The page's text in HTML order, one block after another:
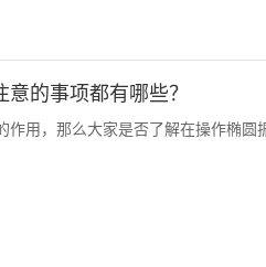
的事项都有哪些？
用，那么大家是否了解在操作椭